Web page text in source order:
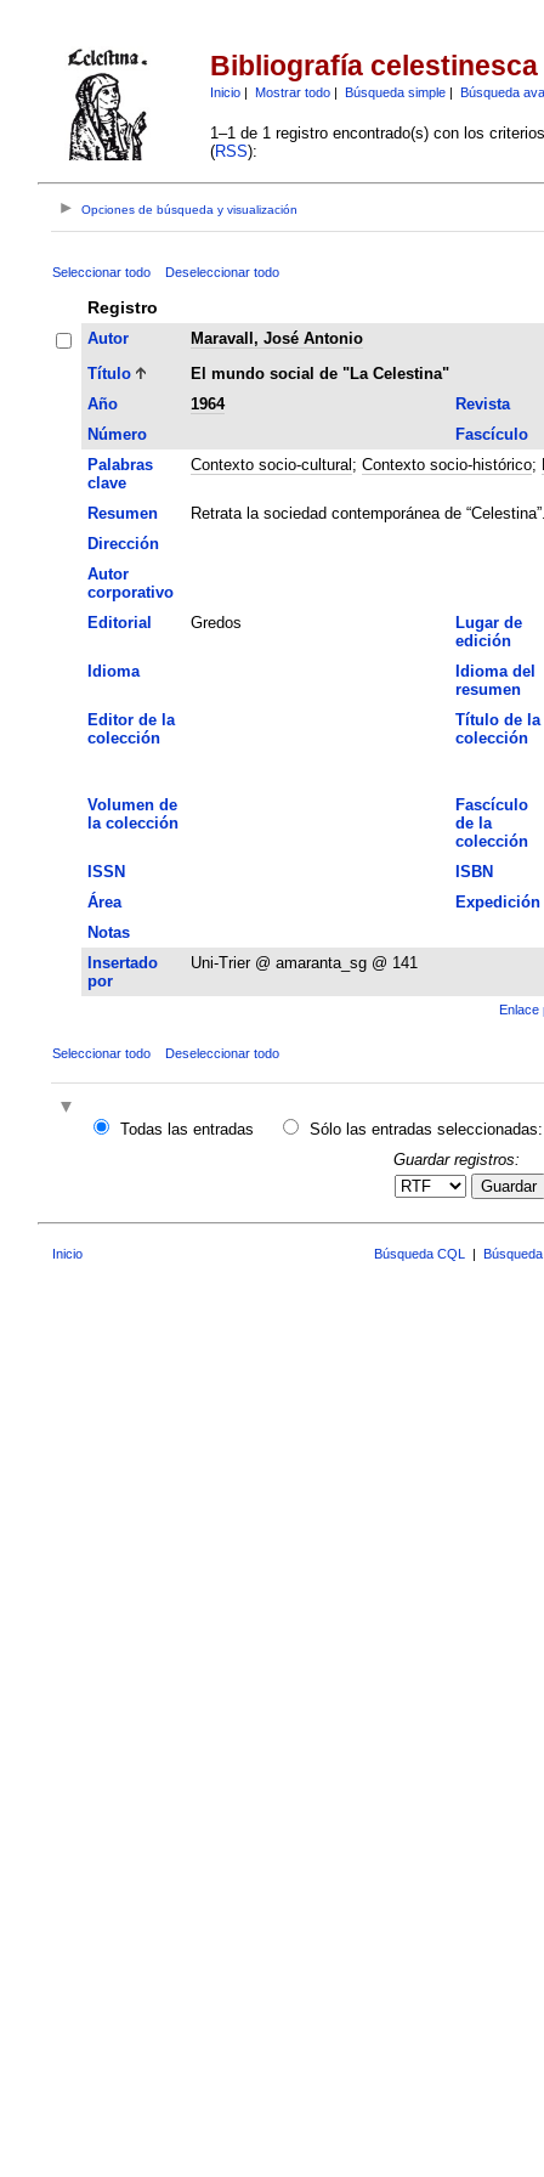
Bibliografía celestinesca
Inicio| Mostrar todo| Búsqueda simple| Búsqueda
1–1 de 1 registro encontrado(s) con los
(RSS):
Opciones de búsqueda y visualización
Seleccionar todo Deseleccionar todo
Registro
Autor
Maravall, José Antonio
Título
El mundo social de "La Celestina"
Año
1964
Revista
Número
Fascículo
Palabras
clave
Contexto socio-cultural ; Contexto socio-histórico;
Resumen
Retrata la sociedad contemporánea de
Dirección
Autor
corporativo
Editorial
Gredos
Lugar de
edición
Idioma
Idioma del
resumen
Editor de la
colección
Título de la
colección
Volumen de
la colección
Fascículo
de la
colección
ISSN
ISBN
Área
Expedición
Notas
Insertado
por
Uni-Trier @ amaranta_sg @ 141
Enlace
Seleccionar todo Deseleccionar todo
Todas las entradas
Sólo las entradas seleccionadas:
Guardar registros:
Guardar
Inicio Búsqueda CQL